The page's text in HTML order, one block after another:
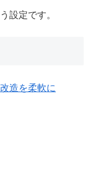
設定です。
造を柔軟に